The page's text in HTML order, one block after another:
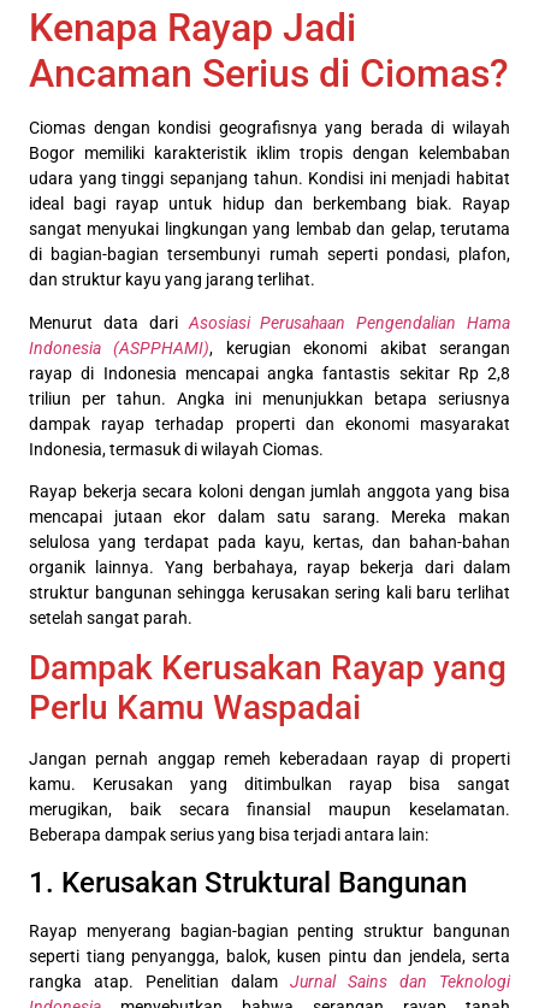
Kenapa Rayap Jadi
Ancaman Serius di Ciomas?
Ciomas dengan kondisi geografisnya yang berada di wilayah
Bogor memiliki karakteristik iklim tropis dengan kelembaban
udara yang tinggi sepanjang tahun. Kondisi ini menjadi habitat
ideal bagi rayap untuk hidup dan berkembang biak. Rayap
sangat menyukai lingkungan yang lembab dan gelap, terutama
di bagian-bagian tersembunyi rumah seperti pondasi, plafon,
dan struktur kayu yang jarang terlihat.
Menurut data dari Asosiasi Perusahaan Pengendalian Hama
Indonesia (ASPPHAMI), kerugian ekonomi akibat serangan
rayap di Indonesia mencapai angka fantastis sekitar Rp 2,8
triliun per tahun. Angka ini menunjukkan betapa seriusnya
dampak rayap terhadap properti dan ekonomi masyarakat
Indonesia, termasuk di wilayah Ciomas.
Rayap bekerja secara koloni dengan jumlah anggota yang bisa
mencapai jutaan ekor dalam satu sarang. Mereka makan
selulosa yang terdapat pada kayu, kertas, dan bahan-bahan
organik lainnya. Yang berbahaya, rayap bekerja dari dalam
struktur bangunan sehingga kerusakan sering kali baru terlihat
setelah sangat parah.
Dampak Kerusakan Rayap yang
Perlu Kamu Waspadai
Jangan pernah anggap remeh keberadaan rayap di properti
kamu. Kerusakan yang ditimbulkan rayap bisa sangat
merugikan, baik secara finansial maupun keselamatan.
Beberapa dampak serius yang bisa terjadi antara lain:
1. Kerusakan Struktural Bangunan
Rayap menyerang bagian-bagian penting struktur bangunan
seperti tiang penyangga, balok, kusen pintu dan jendela, serta
rangka atap. Penelitian dalam Jurnal Sains dan Teknologi